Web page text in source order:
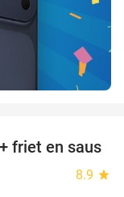
37%
friet en saus
8.9 star